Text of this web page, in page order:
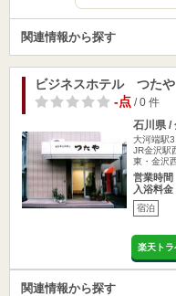
関連情報から探す
ビジネスホテル つたや
-点/ 0 件
石川県 /
大河端駅
JR金沢駅
東・金沢
営業時間
入浴料金
宿泊
楽天トラ
関連情報から探す